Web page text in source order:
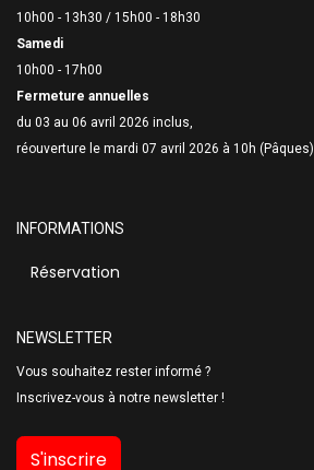
10h00 - 13h30 / 15h00 - 18h30
Samedi
10h00 - 17h00
Fermeture annuelles
du 03 au 06 avril 2026 inclus,
réouverture le mardi 07 avril 2026 à 10h (Pâques)
INFORMATIONS
Réservation
NEWSLETTER
Vous souhaitez rester informé ?
Inscrivez-vous à notre newsletter !
S'inscrire